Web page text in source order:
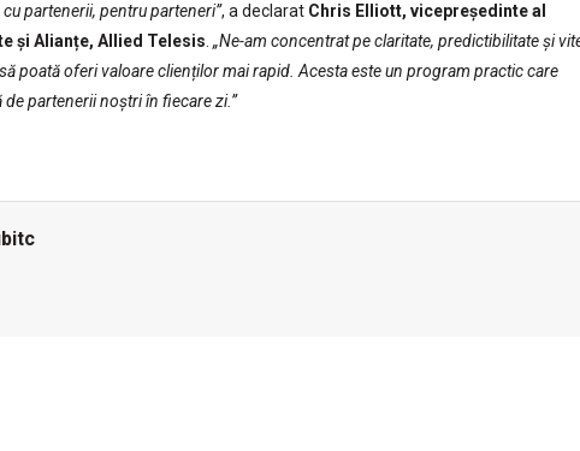
partenerii, pentru parteneri”, a declarat Chris Elliott, vicepreședinte al
și Alianțe, Allied Telesis. „Ne-am concentrat pe claritate, predictibilitate și
poată oferi valoare clienților mai rapid. Acesta este un program practic care
partenerii noștri în fiecare zi.”